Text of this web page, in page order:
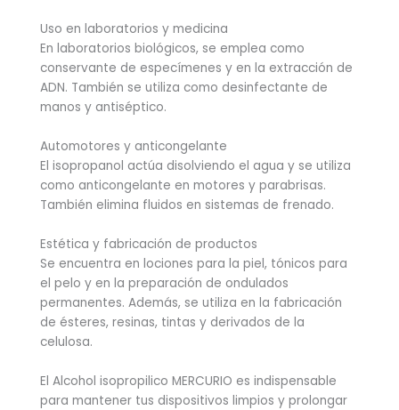
Uso en laboratorios y medicina
En laboratorios biológicos, se emplea como
conservante de especímenes y en la extracción de
ADN. También se utiliza como desinfectante de
manos y antiséptico.
Automotores y anticongelante
El isopropanol actúa disolviendo el agua y se utiliza
como anticongelante en motores y parabrisas.
También elimina fluidos en sistemas de frenado.
Estética y fabricación de productos
Se encuentra en lociones para la piel, tónicos para
el pelo y en la preparación de ondulados
permanentes. Además, se utiliza en la fabricación
de ésteres, resinas, tintas y derivados de la
celulosa.
El Alcohol isopropilico MERCURIO es indispensable
para mantener tus dispositivos limpios y prolongar